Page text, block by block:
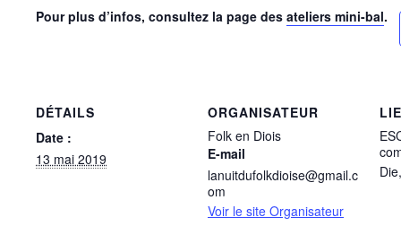
Pour plus d’infos, consultez la page des ateliers mini-bal.
DÉTAILS
Date :
13 mai 2019
ORGANISATEUR
Folk en Diois
E-mail
lanuitdufolkdioise@gmail.c
om
Voir le site Organisateur
Die,